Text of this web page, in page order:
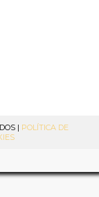
| POLÍTICA DE